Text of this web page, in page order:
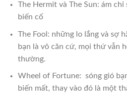
The Hermit và The Sun: ám
biến cố
The Fool: những lo lắng và sợ
bạn là vô căn cứ, mọi thứ vẫn
thường.
Wheel of Fortune: sóng gió
biến mất, thay vào đó là một